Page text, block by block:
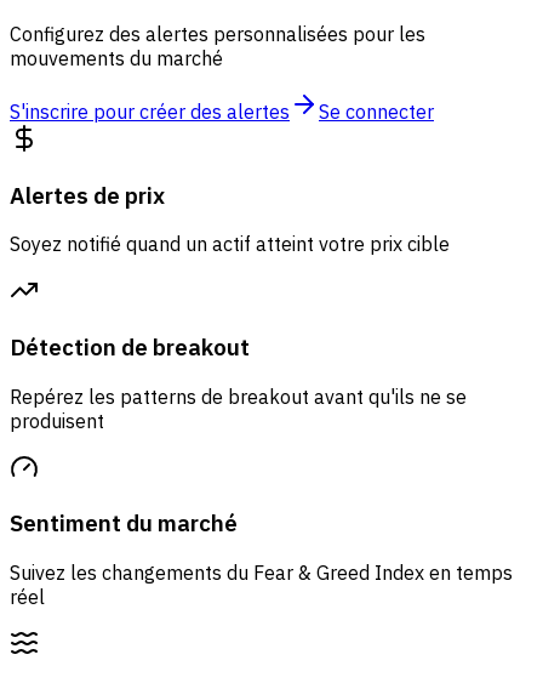
Configurez des alertes personnalisées pour les
mouvements du marché
S'inscrire pour créer des alertes Se connecter
Alertes de prix
Soyez notifié quand un actif atteint votre prix cible
Détection de breakout
Repérez les patterns de breakout avant qu'ils ne se
produisent
Sentiment du marché
Suivez les changements du Fear & Greed Index en temps
réel